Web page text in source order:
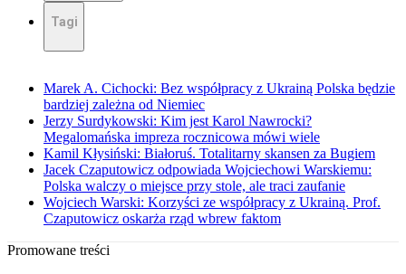
Tagi
Marek A. Cichocki: Bez współpracy z Ukrainą Polska będzie
bardziej zależna od Niemiec
Jerzy Surdykowski: Kim jest Karol Nawrocki?
Megalomańska impreza rocznicowa mówi wiele
Kamil Kłysiński: Białoruś. Totalitarny skansen za Bugiem
Jacek Czaputowicz odpowiada Wojciechowi Warskiemu:
Polska walczy o miejsce przy stole, ale traci zaufanie
Wojciech Warski: Korzyści ze współpracy z Ukrainą. Prof.
Czaputowicz oskarża rząd wbrew faktom
Promowane treści